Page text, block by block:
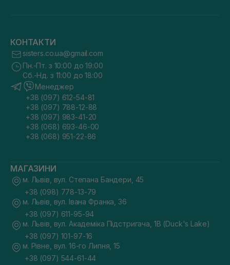
КОНТАКТИ
sisters.co.ua@gmail.com
Пн.-Пт. з 10:00 до 19:00
Сб.-Нд. з 11:00 до 18:00
Менеджер
+38 (097) 612-54-81
+38 (097) 788-12-88
+38 (097) 983-41-20
+38 (068) 693-46-00
+38 (068) 951-22-86
МАГАЗИНИ
м. Львів, вул. Степана Бандери, 45
+38 (098) 778-13-79
м. Львів, вул. Івана Франка, 36
+38 (097) 611-95-94
м. Львів, вул. Академіка Підстригача, 1В (Duck's Lake)
+38 (097) 101-97-16
м. Рівне, вул. 16-го Липня, 15
+38 (097) 544-61-44